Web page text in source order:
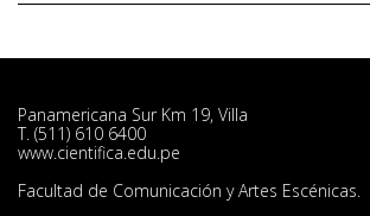
Panamericana Sur Km 19, Villa
T. (511) 610 6400
www.cientifica.edu.pe
Facultad de Comunicación y Artes Escénicas.